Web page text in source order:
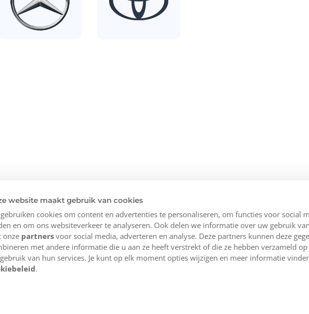
website maakt gebruik van cookies
cookies om content en advertenties te personaliseren, om functies voor social
en om ons websiteverkeer te analyseren. Ook delen we informatie over uw gebruik
onze partners voor social media, adverteren en analyse. Deze partners kunnen deze
met andere informatie die u aan ze heeft verstrekt of die ze hebben verzameld op
van hun services. Je kunt op elk moment opties wijzigen en meer informatie
.